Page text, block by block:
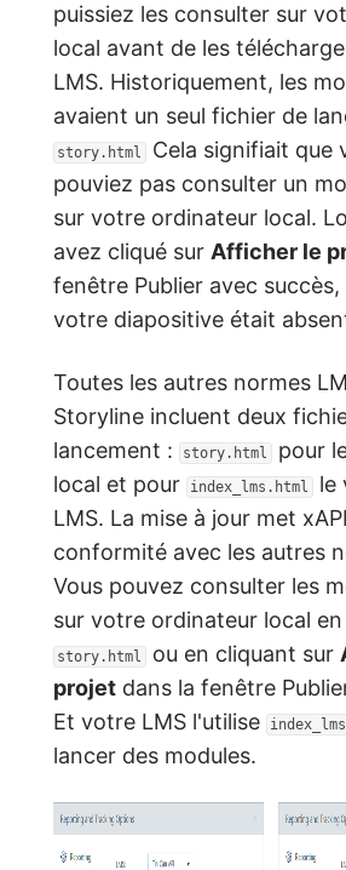
puissiez les consulter sur
local avant de les
LMS. Historiquement, les
avaient un seul fichier de
story.html Cela signifiait que
pouviez pas consulter un
sur votre ordinateur local.
avez cliqué sur Afficher le
fenêtre Publier avec
votre diapositive était
Toutes les autres normes
Storyline incluent deux
lancement :
story.html pour
local et pour
index_lms.html le
LMS. La mise à jour met
conformité avec les autres
Vous pouvez consulter les
sur votre ordinateur local
story.html ou en cliquant sur
projet dans la fenêtre
Et votre LMS l'utilise
lancer des modules.